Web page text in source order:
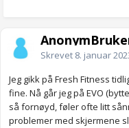
Skrevet 8. januar
Jeg gikk på Fresh Fitness
fine. Nå går jeg på EVO
så fornøyd, føler ofte litt
problemer med skjermene